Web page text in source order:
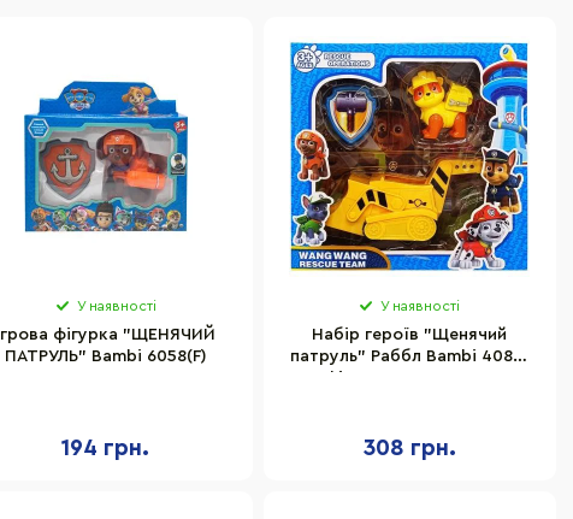
У наявності
Ігрова фігурка "ЩЕНЯЧИЙ
ПАТРУЛЬ" Bambi 6058(F)
194 грн.
У наявності
Набір героїв "Щенячий
патруль" Раббл Bambi 4085-
308 грн.